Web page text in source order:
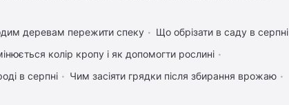
деревам пережити спеку
Що обрізати в саду в серпні
колір кропу і як допомогти рослині
в серпні
Чим засіяти грядки після збирання врожаю